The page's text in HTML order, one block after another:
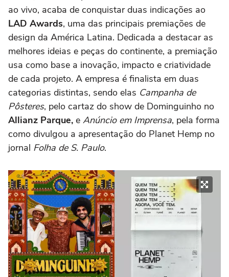
ao vivo, acaba de conquistar duas indicações ao
LAD Awards, uma das principais premiações de
design da América Latina. Dedicada a destacar as
melhores ideias e peças do continente, a premiação
usa como base a inovação, impacto e criatividade
de cada projeto. A empresa é finalista em duas
categorias distintas, sendo elas Campanha de
Pôsteres, pelo cartaz do show de Dominguinho no
Allianz Parque, e Anúncio em Imprensa, pela forma
como divulgou a apresentação do Planet Hemp no
jornal Folha de S. Paulo.